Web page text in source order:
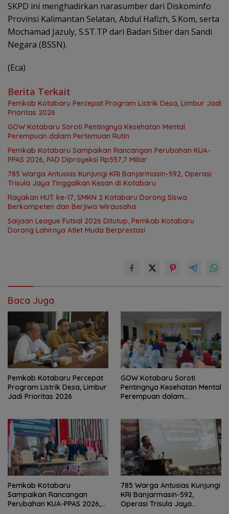
SKPD ini menghadirkan narasumber dari Diskominfo
Provinsi Kalimantan Selatan, Abdul Hafizh, S.Kom, serta
Mochamad Jazuly, S.ST.TP dari Badan Siber dan Sandi
Negara (BSSN).
(Eca)
Berita Terkait
Pemkab Kotabaru Percepat Program Listrik Desa, Limbur Jadi
Prioritas 2026
GOW Kotabaru Soroti Pentingnya Kesehatan Mental
Perempuan dalam Pertemuan Rutin
Pemkab Kotabaru Sampaikan Rancangan Perubahan KUA-
PPAS 2026, PAD Diproyeksi Rp557,7 Miliar
785 Warga Antusias Kunjungi KRI Banjarmasin-592, Operasi
Trisula Jaya Tinggalkan Kesan di Kotabaru
Rayakan HUT ke-17, SMKN 2 Kotabaru Dorong Siswa
Berkompeten dan Berjiwa Wirausaha
Saijaan League Futsal 2026 Ditutup, Pemkab Kotabaru
Dorong Lahirnya Atlet Muda Berprestasi
Baca Juga
Pemkab Kotabaru Percepat
Program Listrik Desa, Limbur
Jadi Prioritas 2026
GOW Kotabaru Soroti
Pentingnya Kesehatan Mental
Perempuan dalam
Pemkab Kotabaru
Sampaikan Rancangan
Perubahan KUA-PPAS 2026,
785 Warga Antusias Kunjungi
KRI Banjarmasin-592,
Operasi Trisula Jaya